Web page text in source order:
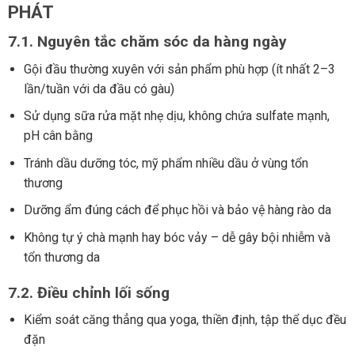
PHÁT
7.1. Nguyên tắc chăm sóc da hàng ngày
Gội đầu thường xuyên với sản phẩm phù hợp (ít nhất 2–3
lần/tuần với da đầu có gàu)
Sử dụng sữa rửa mặt nhẹ dịu, không chứa sulfate mạnh,
pH cân bằng
Tránh dầu dưỡng tóc, mỹ phẩm nhiều dầu ở vùng tổn
thương
Dưỡng ẩm đúng cách để phục hồi và bảo vệ hàng rào da
Không tự ý chà mạnh hay bóc vảy – dễ gây bội nhiễm và
tổn thương da
7.2. Điều chỉnh lối sống
Kiểm soát căng thẳng qua yoga, thiền định, tập thể dục đều
đặn